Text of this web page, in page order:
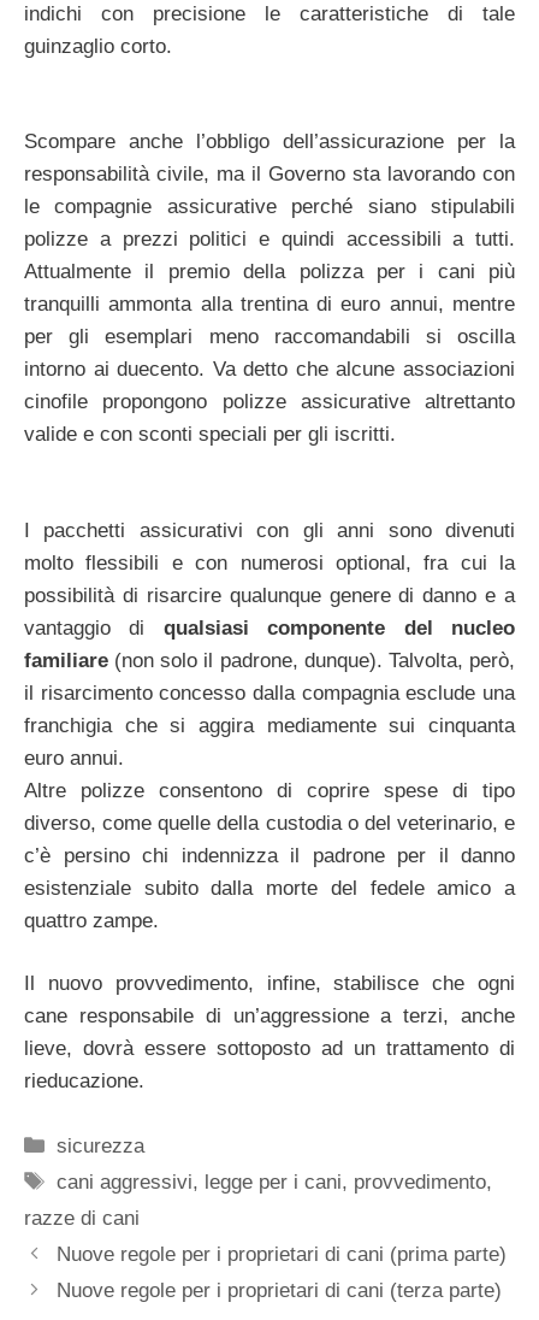
indichi con precisione le caratteristiche di tale
guinzaglio corto.
Scompare anche l’obbligo dell’assicurazione per la
responsabilità civile, ma il Governo sta lavorando con
le compagnie assicurative perché siano stipulabili
polizze a prezzi politici e quindi accessibili a tutti.
Attualmente il premio della polizza per i cani più
tranquilli ammonta alla trentina di euro annui, mentre
per gli esemplari meno raccomandabili si oscilla
intorno ai duecento. Va detto che alcune associazioni
cinofile propongono polizze assicurative altrettanto
valide e con sconti speciali per gli iscritti.
I pacchetti assicurativi con gli anni sono divenuti
molto flessibili e con numerosi optional, fra cui la
possibilità di risarcire qualunque genere di danno e a
vantaggio di qualsiasi componente del nucleo
familiare (non solo il padrone, dunque). Talvolta, però,
il risarcimento concesso dalla compagnia esclude una
franchigia che si aggira mediamente sui cinquanta
euro annui.
Altre polizze consentono di coprire spese di tipo
diverso, come quelle della custodia o del veterinario, e
c’è persino chi indennizza il padrone per il danno
esistenziale subito dalla morte del fedele amico a
quattro zampe.
Il nuovo provvedimento, infine, stabilisce che ogni
cane responsabile di un’aggressione a terzi, anche
lieve, dovrà essere sottoposto ad un trattamento di
rieducazione.
Categorie
sicurezza
Tag
cani aggressivi, legge per i cani, provvedimento,
razze di cani
Nuove regole per i proprietari di cani (prima parte)
Nuove regole per i proprietari di cani (terza parte)